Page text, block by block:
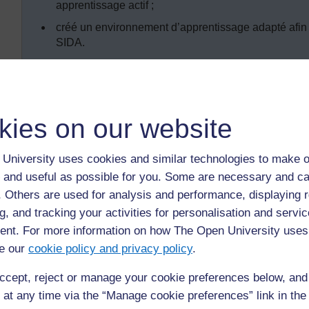
on our website
University uses cookies and similar technologies to make
useful as possible for you. Some are necessary and
Others are used for analysis and performance, displaying
and tracking your activities for personalisation and
For more information on how The Open University
our cookie policy and privacy policy.
reject or manage your cookie preferences below,
any time via the “Manage cookie preferences” link in
apprentissage actif ;
créé un environnement d’apprentissage adapté
SIDA.
En tant qu’enseignant de primaire, vous aurez
élèves à faire face à l'impact du VIH et du SIDA
connaissances sur les sujets du VIH et du SIDA,
celle des autres.
C’est un sujet difficile pour certains enseignants et
laquelle certains préfèrent laisser ce rôle aux
manières de mettre en place un environnement où
délicatesse, permettant à vos élèves d'explorer ce
section vous aidera à préparer et à prévoir cela à
experts venant de l’extérieur, textes et Internet.
utilisant le jeu de rôle dans votre enseignement du